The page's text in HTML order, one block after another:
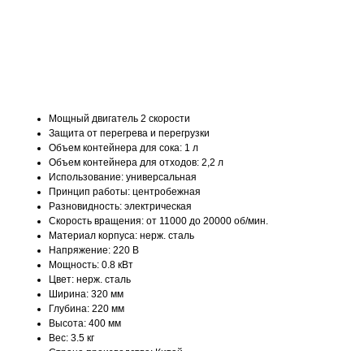
Мощный двигатель 2 скорости
Защита от перегрева и перегрузки
Объем контейнера для сока: 1 л
Объем контейнера для отходов: 2,2 л
Использование: универсальная
Принцип работы: центробежная
Разновидность: электрическая
Скорость вращения: от 11000 до 20000 об/мин.
Материал корпуса: нерж. сталь
Напряжение: 220 В
Мощность: 0.8 кВт
Цвет: нерж. сталь
Ширина: 320 мм
Глубина: 220 мм
Высота: 400 мм
Вес: 3.5 кг